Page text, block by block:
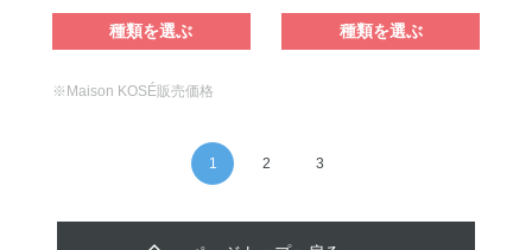
種類を選ぶ 種類を選ぶ
※Maison KOSÉ販売価格
1 2 3